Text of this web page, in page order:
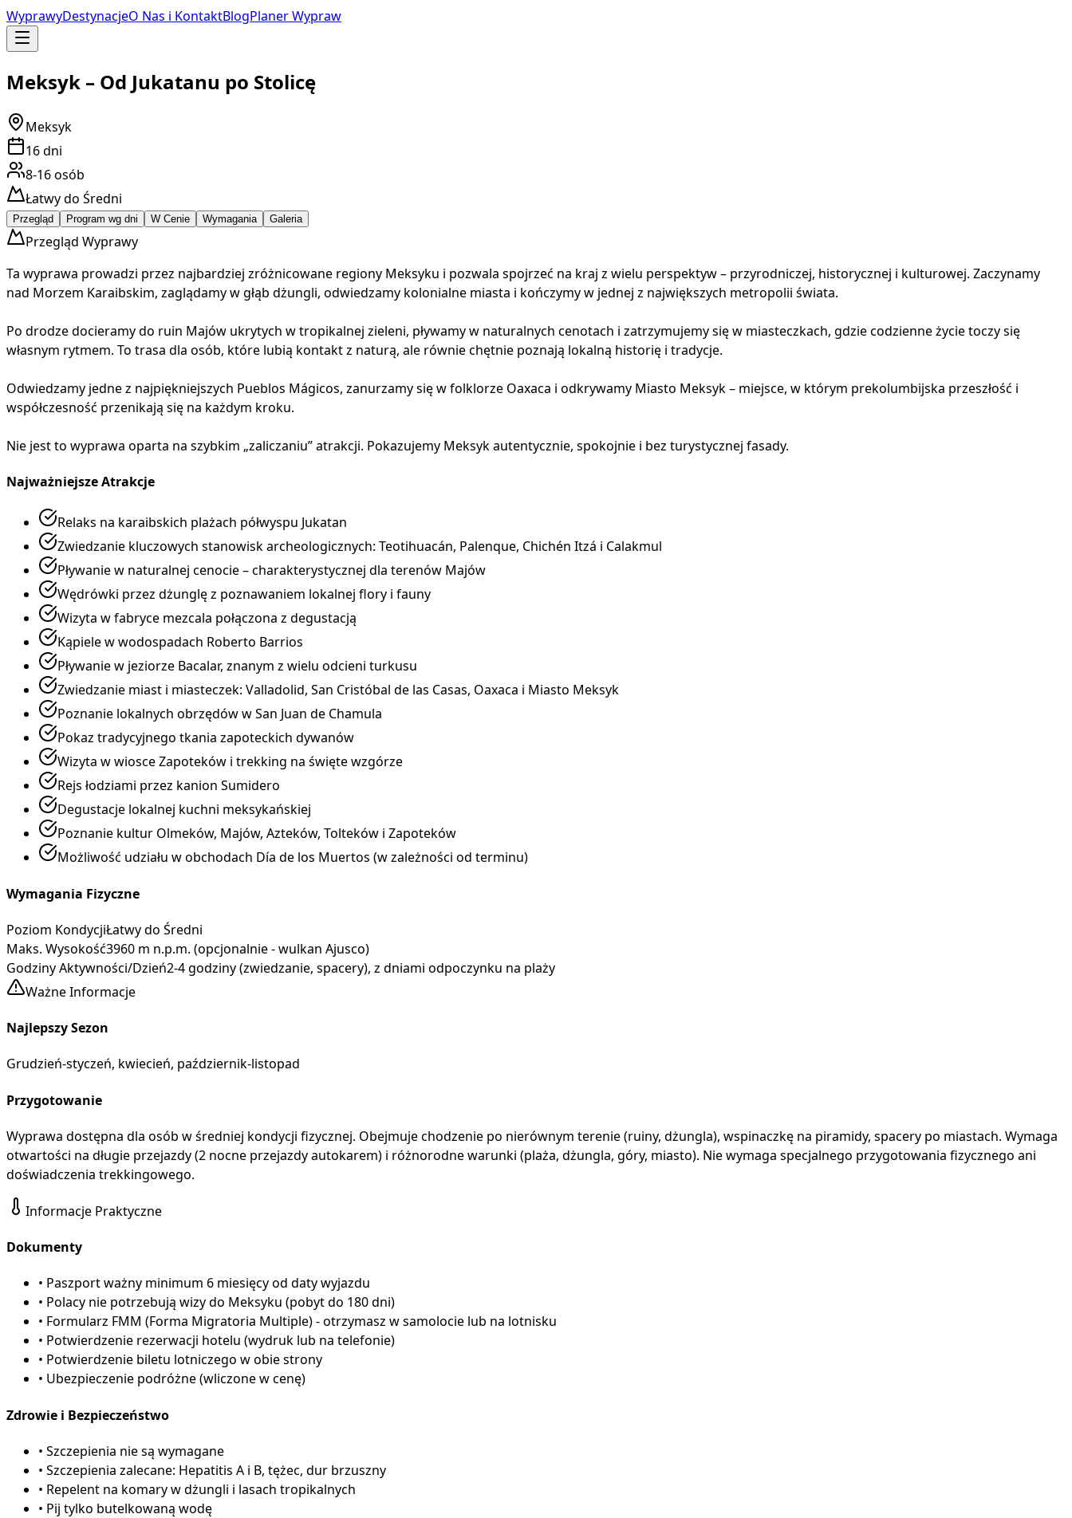
WyprawyDestynacjeO Nas i KontaktBlogPlaner Wypraw
Meksyk – Od Jukatanu po Stolicę
Meksyk
16dni
8-16osób
Łatwy do Średni
Przegląd Program wg dni W Cenie Wymagania Galeria
Przegląd Wyprawy
Ta wyprawa prowadzi przez najbardziej zróżnicowane regiony Meksyku i pozwala spojrzeć na kraj z wielu perspektyw – przyrodniczej, historycznej i kulturowej. Zaczynamy
nad Morzem Karaibskim, zaglądamy w głąb dżungli, odwiedzamy kolonialne miasta i kończymy w jednej z największych metropolii świata.
Po drodze docieramy do ruin Majów ukrytych w tropikalnej zieleni, pływamy w naturalnych cenotach i zatrzymujemy się w miasteczkach, gdzie codzienne życie toczy się
własnym rytmem. To trasa dla osób, które lubią kontakt z naturą, ale równie chętnie poznają lokalną historię i tradycje.
Odwiedzamy jedne z najpiękniejszych Pueblos Mágicos, zanurzamy się w folklorze Oaxaca i odkrywamy Miasto Meksyk – miejsce, w którym prekolumbijska przeszłość i
współczesność przenikają się na każdym kroku.
Nie jest to wyprawa oparta na szybkim „zaliczaniu” atrakcji. Pokazujemy Meksyk autentycznie, spokojnie i bez turystycznej fasady.
Najważniejsze Atrakcje
Relaks na karaibskich plażach półwyspu Jukatan
Zwiedzanie kluczowych stanowisk archeologicznych: Teotihuacán, Palenque, Chichén Itzá i Calakmul
Pływanie w naturalnej cenocie – charakterystycznej dla terenów Majów
Wędrówki przez dżunglę z poznawaniem lokalnej flory i fauny
Wizyta w fabryce mezcala połączona z degustacją
Kąpiele w wodospadach Roberto Barrios
Pływanie w jeziorze Bacalar, znanym z wielu odcieni turkusu
Zwiedzanie miast i miasteczek: Valladolid, San Cristóbal de las Casas, Oaxaca i Miasto Meksyk
Poznanie lokalnych obrzędów w San Juan de Chamula
Pokaz tradycyjnego tkania zapoteckich dywanów
Wizyta w wiosce Zapoteków i trekking na święte wzgórze
Rejs łodziami przez kanion Sumidero
Degustacje lokalnej kuchni meksykańskiej
Poznanie kultur Olmeków, Majów, Azteków, Tolteków i Zapoteków
Możliwość udziału w obchodach Día de los Muertos (w zależności od terminu)
Wymagania Fizyczne
Poziom KondycjiŁatwy do Średni
Maks. Wysokość3960 m n.p.m. (opcjonalnie - wulkan Ajusco)
Godziny Aktywności/Dzień2-4 godziny (zwiedzanie, spacery), z dniami odpoczynku na plaży
Ważne Informacje
Najlepszy Sezon
Grudzień-styczeń, kwiecień, październik-listopad
Przygotowanie
Wyprawa dostępna dla osób w średniej kondycji fizycznej. Obejmuje chodzenie po nierównym terenie (ruiny, dżungla), wspinaczkę na piramidy, spacery po miastach. Wymaga
otwartości na długie przejazdy (2 nocne przejazdy autokarem) i różnorodne warunki (plaża, dżungla, góry, miasto). Nie wymaga specjalnego przygotowania fizycznego ani
doświadczenia trekkingowego.
Informacje Praktyczne
Dokumenty
• Paszport ważny minimum 6 miesięcy od daty wyjazdu
• Polacy nie potrzebują wizy do Meksyku (pobyt do 180 dni)
• Formularz FMM (Forma Migratoria Multiple) - otrzymasz w samolocie lub na lotnisku
• Potwierdzenie rezerwacji hotelu (wydruk lub na telefonie)
• Potwierdzenie biletu lotniczego w obie strony
• Ubezpieczenie podróżne (wliczone w cenę)
Zdrowie i Bezpieczeństwo
• Szczepienia nie są wymagane
• Szczepienia zalecane: Hepatitis A i B, tężec, dur brzuszny
• Repelent na komary w dżungli i lasach tropikalnych
• Pij tylko butelkowaną wodę